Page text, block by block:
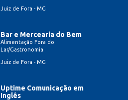
Juiz de Fora - MG
Bar e Mercearia do Bem
Alimentação Fora do
Lar/Gastronomia
Juiz de Fora - MG
Uptime Comunicação em
Inglês